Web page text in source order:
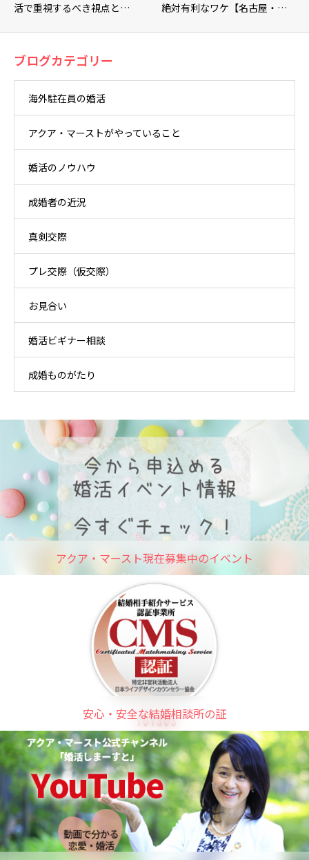
活で重視するべき視点と…
絶対有利なワケ【名古屋・…
ブログカテゴリー
海外駐在員の婚活
アクア・マーストがやっていること
婚活のノウハウ
成婚者の近況
真剣交際
プレ交際（仮交際）
お見合い
婚活ビギナー相談
成婚ものがたり
アクア・マースト現在募集中のイベント
安心・安全な結婚相談所の証